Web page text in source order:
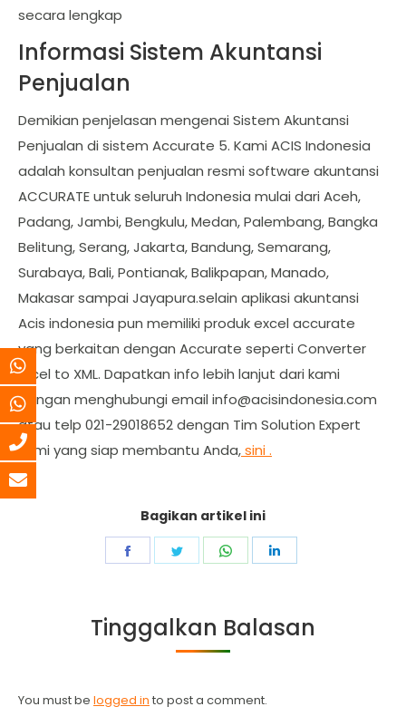
secara lengkap
Informasi Sistem Akuntansi
Penjualan
Demikian penjelasan mengenai Sistem Akuntansi
Penjualan di sistem Accurate 5. Kami ACIS Indonesia
adalah konsultan penjualan resmi software akuntansi
ACCURATE untuk seluruh Indonesia mulai dari Aceh,
Padang, Jambi, Bengkulu, Medan, Palembang, Bangka
Belitung, Serang, Jakarta, Bandung, Semarang,
Surabaya, Bali, Pontianak, Balikpapan, Manado,
Makasar sampai Jayapura.selain aplikasi akuntansi
Acis indonesia pun memiliki produk excel accurate
yang berkaitan dengan Accurate seperti Converter
Excel to XML. Dapatkan info lebih lanjut dari kami
dengan menghubungi email info@acisindonesia.com
atau telp 021-29018652 dengan Tim Solution Expert
kami yang siap membantu Anda,sini .
Bagikan artikel ini
Share
Share
Share
Tinggalkan Balasan
You must be logged in to post a comment.